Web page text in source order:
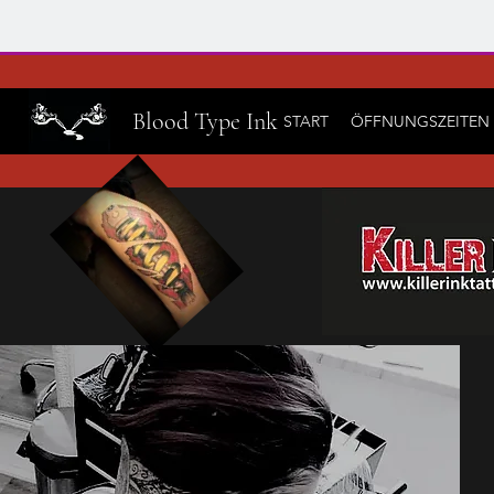
Blood Type Ink START ÖFFNUNGSZEITEN